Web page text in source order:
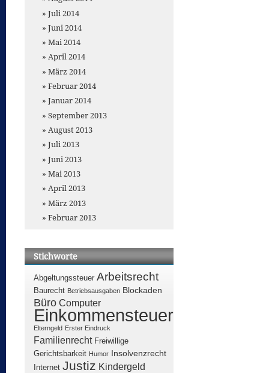
Juli 2014
Juni 2014
Mai 2014
April 2014
März 2014
Februar 2014
Januar 2014
September 2013
August 2013
Juli 2013
Juni 2013
Mai 2013
April 2013
März 2013
Februar 2013
Stichworte
Abgeltungssteuer Arbeitsrecht
Baurecht Betriebsausgaben Blockaden
Büro Computer
Einkommensteuer
Elterngeld Erster Eindruck
Familienrecht Freiwillige
Gerichtsbarkeit Humor Insolvenzrecht
Internet Justiz Kindergeld